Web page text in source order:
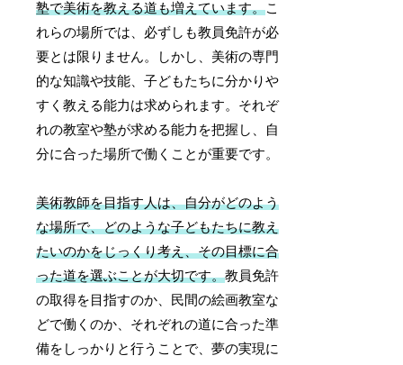
塾で美術を教える道も増えています。こ
れらの場所では、必ずしも教員免許が必
要とは限りません。しかし、美術の専門
的な知識や技能、子どもたちに分かりや
すく教える能力は求められます。それぞ
れの教室や塾が求める能力を把握し、自
分に合った場所で働くことが重要です。
美術教師を目指す人は、自分がどのよう
な場所で、どのような子どもたちに教え
たいのかをじっくり考え、その目標に合
った道を選ぶことが大切です。教員免許
の取得を目指すのか、民間の絵画教室な
どで働くのか、それぞれの道に合った準
備をしっかりと行うことで、夢の実現に